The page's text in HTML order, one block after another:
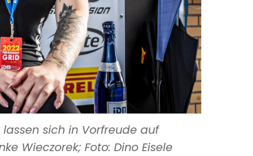
sich in Vorfreude auf
Wieczorek; Foto: Dino Eisele